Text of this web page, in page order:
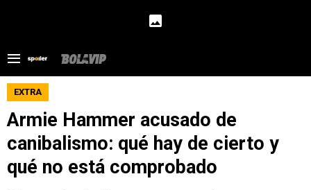
EXTRA
Armie Hammer acusado de
canibalismo: qué hay de cierto y
qué no está comprobado